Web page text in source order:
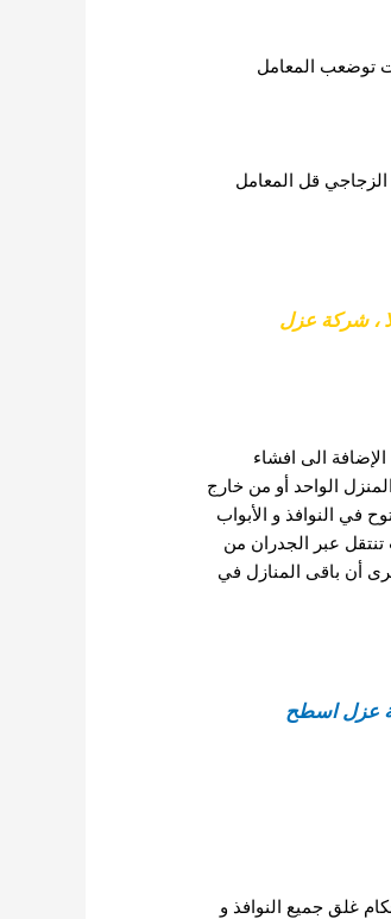
توضعب المعامل
الزجاجي قل المعامل
،شركة عزل
الى افشاء
الواحد أو من خارج
في النوافذ و الأبواب
عبر الجدران من
أن باقى المنازل في
عزل اسطح
غلق جميع النوافذ و